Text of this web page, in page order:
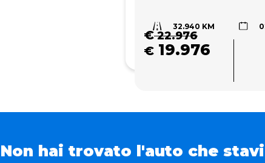
32.940 KM
€22.976
€ 19.976
Non hai trovato l'auto che